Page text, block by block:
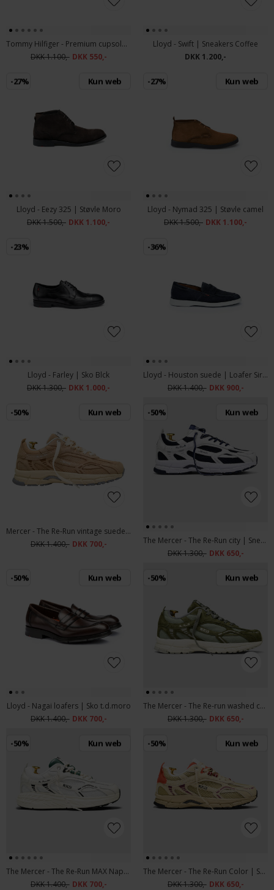
Tommy Hilfiger - Premium cupsole suede shoes | Trainers Army Green
DKK 1.100,- DKK 550,-
Lloyd - Swift | Sneakers Coffee
DKK 1.200,-
-27% Kun web
Lloyd - Eezy 325 | Støvle Moro
DKK 1.500,- DKK 1.100,-
-27% Kun web
Lloyd - Nymad 325 | Støvle camel
DKK 1.500,- DKK 1.100,-
-23%
Lloyd - Farley | Sko Blck
DKK 1.300,- DKK 1.000,-
-36%
Lloyd - Houston suede | Loafer Sirena
DKK 1.400,- DKK 900,-
-50% Kun web
Mercer - The Re-Run vintage suede | Sneakers Brown
DKK 1.400,- DKK 700,-
-50% Kun web
The Mercer - The Re-Run city | Sneaker Navy White
DKK 1.300,- DKK 650,-
-50% Kun web
Lloyd - Nagai loafers | Sko t.d.moro
DKK 1.400,- DKK 700,-
-50% Kun web
The Mercer - The Re-run washed canvas | Sneakers Army Green
DKK 1.300,- DKK 650,-
-50% Kun web
The Mercer - The Re-Run MAX Nappa | Sneakers Off White
DKK 1.400,- DKK 700,-
-50% Kun web
The Mercer - The Re-Run Color | Sneakers Brown
DKK 1.300,- DKK 650,-